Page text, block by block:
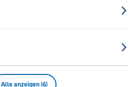
Alle anzeigen (6)